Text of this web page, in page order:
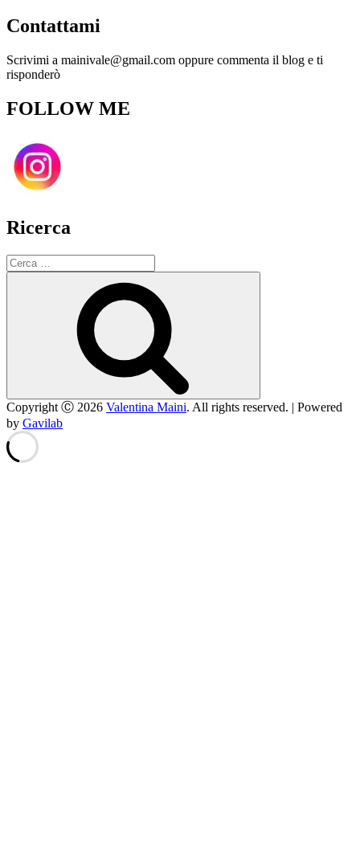
Contattami
Scrivimi a mainivale@gmail.com oppure commenta il blog e ti
risponderò
FOLLOW ME
Ricerca
Cerca:
Copyright Ⓒ 2026 Valentina Maini. All rights reserved. | Powered
by Gavilab